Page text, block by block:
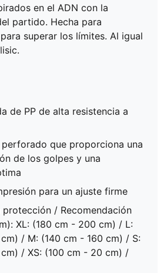
en el ADN con la
partido. Hecha para
superar los límites. Al igual
de PP de alta resistencia a
perforado que proporciona una
de los golpes y una
para un ajuste firme
protección / Recomendación
XL: (180 cm - 200 cm) / L:
/ M: (140 cm - 160 cm) / S:
/ XS: (100 cm - 20 cm) /